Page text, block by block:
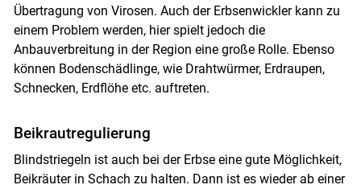
Übertragung von Virosen. Auch der Erbsenwickler kann zu
einem Problem werden, hier spielt jedoch die
Anbauverbreitung in der Region eine große Rolle. Ebenso
können Bodenschädlinge, wie Drahtwürmer, Erdraupen,
Schnecken, Erdflöhe etc. auftreten.
Beikrautregulierung
Blindstriegeln ist auch bei der Erbse eine gute Möglichkeit,
Beikräuter in Schach zu halten. Dann ist es wieder ab einer